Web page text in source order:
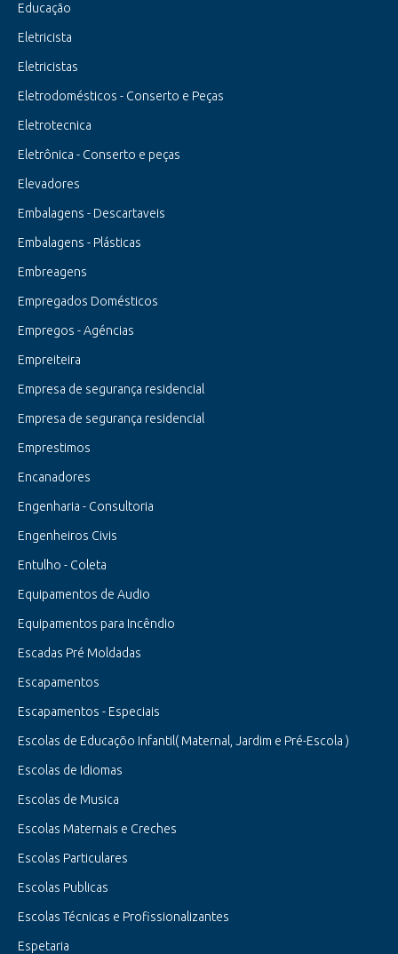
Educação
Eletricista
Eletricistas
Eletrodomésticos - Conserto e Peças
Eletrotecnica
Eletrônica - Conserto e peças
Elevadores
Embalagens - Descartaveis
Embalagens - Plásticas
Embreagens
Empregados Domésticos
Empregos - Agéncias
Empreiteira
Empresa de segurança residencial
Empresa de segurança residencial
Emprestimos
Encanadores
Engenharia - Consultoria
Engenheiros Civis
Entulho - Coleta
Equipamentos de Audio
Equipamentos para Incêndio
Escadas Pré Moldadas
Escapamentos
Escapamentos - Especiais
Escolas de Educaçõo Infantil( Maternal, Jardim e Pré-Escola )
Escolas de Idiomas
Escolas de Musica
Escolas Maternais e Creches
Escolas Particulares
Escolas Publicas
Escolas Técnicas e Profissionalizantes
Espetaria